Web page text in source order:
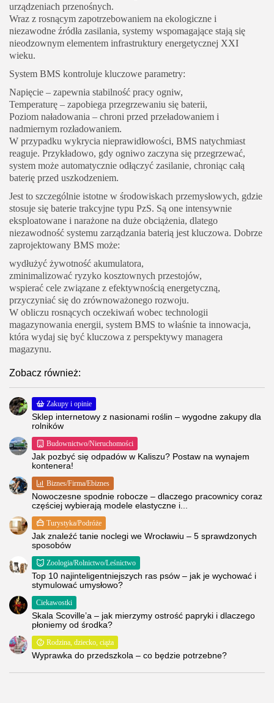
urządzeniach przenośnych.
Wraz z rosnącym zapotrzebowaniem na ekologiczne i
niezawodne źródła zasilania, systemy wspomagające stają się
nieodzownym elementem infrastruktury energetycznej XXI
wieku.
System BMS kontroluje kluczowe parametry:
Napięcie – zapewnia stabilność pracy ogniw,
Temperaturę – zapobiega przegrzewaniu się baterii,
Poziom naładowania – chroni przed przeładowaniem i
nadmiernym rozładowaniem.
W przypadku wykrycia nieprawidłowości, BMS natychmiast
reaguje. Przykładowo, gdy ogniwo zaczyna się przegrzewać,
system może automatycznie odłączyć zasilanie, chroniąc całą
baterię przed uszkodzeniem.
Jest to szczególnie istotne w środowiskach przemysłowych, gdzie
stosuje się baterie trakcyjne typu PzS. Są one intensywnie
eksploatowane i narażone na duże obciążenia, dlatego
niezawodność systemu zarządzania baterią jest kluczowa. Dobrze
zaprojektowany BMS może:
wydłużyć żywotność akumulatora,
zminimalizować ryzyko kosztownych przestojów,
wspierać cele związane z efektywnością energetyczną,
przyczyniać się do zrównoważonego rozwoju.
W obliczu rosnących oczekiwań wobec technologii
magazynowania energii, system BMS to właśnie ta innowacja,
która wydaj się być kluczowa z perspektywy managera
magazynu.
Zobacz również:
Zakupy i opinie
Sklep internetowy z nasionami roślin – wygodne zakupy dla
rolników
Budownictwo/Nieruchomości
Jak pozbyć się odpadów w Kaliszu? Postaw na wynajem
kontenera!
Biznes/Firma/Ebiznes
Nowoczesne spodnie robocze – dlaczego pracownicy coraz
częściej wybierają modele elastyczne i...
Turystyka/Podróże
Jak znaleźć tanie noclegi we Wrocławiu – 5 sprawdzonych
sposobów
Zoologia/Rolnictwo/Leśnictwo
Top 10 najinteligentniejszych ras psów – jak je wychować i
stymulować umysłowo?
Ciekawostki
Skala Scoville’a – jak mierzymy ostrość papryki i dlaczego
płoniemy od środka?
Rodzina, dziecko, ciąża
Wyprawka do przedszkola – co będzie potrzebne?